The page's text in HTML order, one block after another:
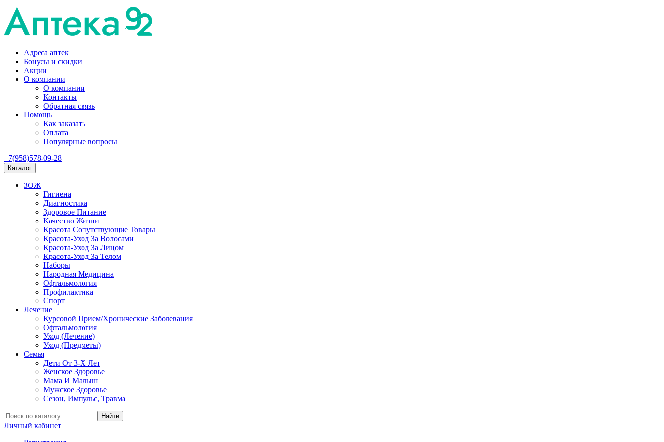
Адреса аптек
Бонусы и скидки
Акции
О компании
О компании
Контакты
Обратная связь
Помощь
Как заказать
Оплата
Популярные вопросы
+7(958)578-09-28
Каталог
ЗОЖ
Гигиена
Диагностика
Здоровое Питание
Качество Жизни
Красота Сопутствующие Товары
Красота-Уход За Волосами
Красота-Уход За Лицом
Красота-Уход За Телом
Наборы
Народная Медицина
Офтальмология
Профилактика
Спорт
Лечение
Курсовой Прием/Хронические Заболевания
Офтальмология
Уход (Лечение)
Уход (Предметы)
Семья
Дети От 3-Х Лет
Женское Здоровье
Мама И Малыш
Мужское Здоровье
Сезон, Импульс, Травма
Найти
Личный кабинет